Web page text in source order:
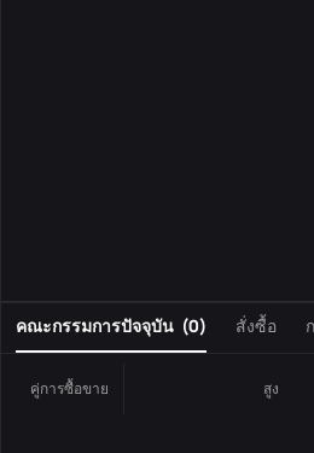
คณะกรรมการปัจจุบัน (0) สั่งซื้อ
คู่การซื้อขาย สูง